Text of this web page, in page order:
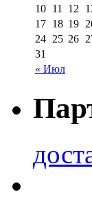
« Июл
10 11 12
17 18 19
24 25 26
31